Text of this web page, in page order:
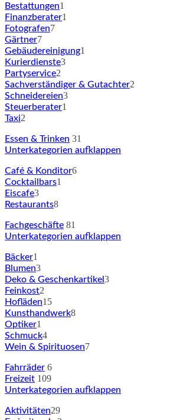
Bestattungen1
Finanzberater1
Fotografen7
Gärtner7
Gebäudereinigung1
Kurierdienste3
Partyservice2
Sachverständiger & Gutachter2
Schneidereien3
Steuerberater1
Taxi2
Essen & Trinken 31
Unterkategorien aufklappen
Café & Konditor6
Cocktailbars1
Eiscafe3
Restaurants8
Fachgeschäfte 81
Unterkategorien aufklappen
Bäcker1
Blumen3
Deko & Geschenkartikel 3
Feinkost2
Hofläden15
Kunsthandwerk8
Optiker1
Schmuck4
Wein & Spirituosen7
Fahrräder 6
Freizeit 109
Unterkategorien aufklappen
Aktivitäten29